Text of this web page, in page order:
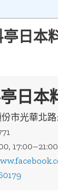
日本
日本
市光華北
17:00–21:00